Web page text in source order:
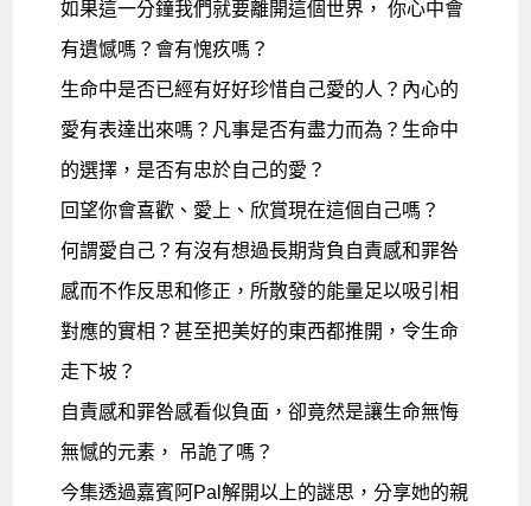
如果這一分鐘我們就要離開這個世界， 你心中會
有遺憾嗎？會有愧疚嗎？
生命中是否已經有好好珍惜自己愛的人？內心的
愛有表達出來嗎？凡事是否有盡力而為？生命中
的選擇，是否有忠於自己的愛？
回望你會喜歡、愛上、欣賞現在這個自己嗎？
何謂愛自己？有沒有想過長期背負自責感和罪咎
感而不作反思和修正，所散發的能量足以吸引相
對應的實相？甚至把美好的東西都推開，令生命
走下坡？
自責感和罪咎感看似負面，卻竟然是讓生命無悔
無憾的元素， 吊詭了嗎？
今集透過嘉賓阿Pal解開以上的謎思，分享她的親